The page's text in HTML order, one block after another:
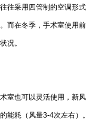
往采用四管制的空调形
而在冬季，手术室使用
况。
室也可以灵活使用，新
能耗（风量3-4次左右）。